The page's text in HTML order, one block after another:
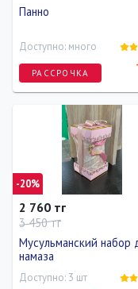
Панно
Доступно: много
РАССРОЧКА
Ширина
37 см
-20%
2 760 тг
3 450 тг
Мусульманский набор
намаза
Доступно: 3 шт